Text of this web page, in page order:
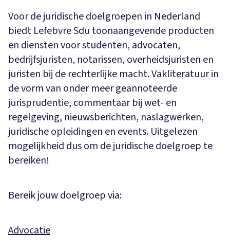
Voor de juridische doelgroepen in Nederland
biedt Lefebvre Sdu toonaangevende producten
en diensten voor studenten, advocaten,
bedrijfsjuristen, notarissen, overheidsjuristen en
juristen bij de rechterlijke macht. Vakliteratuur in
de vorm van onder meer geannoteerde
jurisprudentie, commentaar bij wet- en
regelgeving, nieuwsberichten, naslagwerken,
juridische opleidingen en events. Uitgelezen
mogelijkheid dus om de juridische doelgroep te
bereiken!
Bereik jouw doelgroep via:
Advocatie